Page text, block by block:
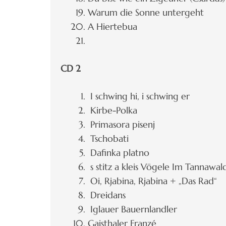
Warum die Sonne untergeht
A Hiertebua
CD 2
I schwing hi, i schwing er
Kirbe-Polka
Primasora pisenj
Tschobati
Dafinka platno
s stitz a kleis Vögele Im
Oi, Rjabina, Rjabina + „Das Rad“
Dreidans
Iglauer Bauernlandler
Gaisthaler Franzé